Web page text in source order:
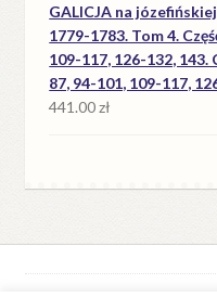
GALICJA na
1779-1783. Tom 4.
109-117, 126-132, 143.
87, 94-101, 109-117,
441.00zł